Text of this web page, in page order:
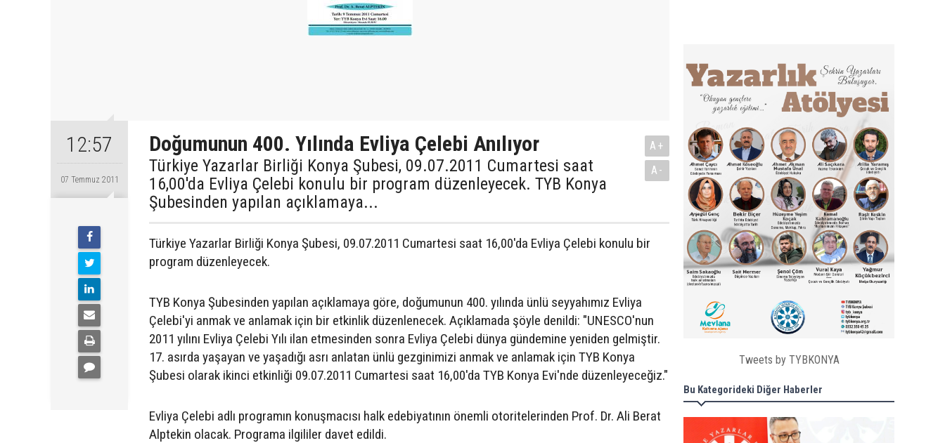
12:57
07 Temmuz 2011
Doğumunun 400. Yılında Evliya Çelebi Anılıyor
Türkiye Yazarlar Birliği Konya Şubesi, 09.07.2011 Cumartesi saat
16,00'da Evliya Çelebi konulu bir program düzenleyecek. TYB Konya
Şubesinden yapılan açıklamaya...
A+
A-
Türkiye Yazarlar Birliği Konya Şubesi, 09.07.2011 Cumartesi saat 16,00'da Evliya Çelebi konulu bir
program düzenleyecek.
TYB Konya Şubesinden yapılan açıklamaya göre, doğumunun 400. yılında ünlü seyyahımız Evliya
Çelebi'yi anmak ve anlamak için bir etkinlik düzenlenecek. Açıklamada şöyle denildi: "UNESCO'nun
2011 yılını Evliya Çelebi Yılı ilan etmesinden sonra Evliya Çelebi dünya gündemine yeniden gelmiştir.
17. asırda yaşayan ve yaşadığı asrı anlatan ünlü gezginimizi anmak ve anlamak için TYB Konya
Şubesi olarak ikinci etkinliği 09.07.2011 Cumartesi saat 16,00'da TYB Konya Evi'nde düzenleyeceğiz."
Evliya Çelebi adlı programın konuşmacısı halk edebiyatının önemli otoritelerinden Prof. Dr. Ali Berat
Alptekin olacak. Programa ilgililer davet edildi.
Tweets by TYBKONYA
Bu Kategorideki Diğer Haberler